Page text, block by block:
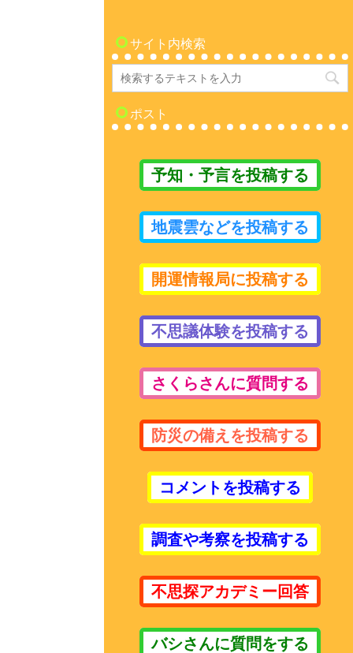
サイト内検索
ポスト
予知・予言を投稿する
地震雲などを投稿する
開運情報局に投稿する
不思議体験を投稿する
さくらさんに質問する
防災の備えを投稿する
コメントを投稿する
調査や考察を投稿する
不思探アカデミー回答
バシさんに質問をする